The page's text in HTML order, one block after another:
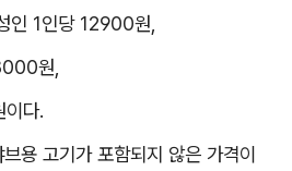
인 1인당 12900원,
원,
다.
용 고기가 포함되지 않은 가격이